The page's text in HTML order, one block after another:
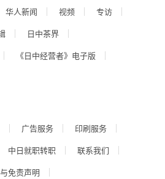
华人新闻 视频
专访
日中茶界
《日中经营者》电子版
广告服务
印刷服务
中日就职转职
联系我们
免责声明